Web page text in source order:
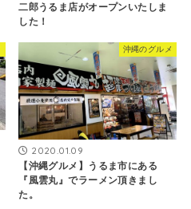
二郎うるま店がオープンいたしま
した！
沖縄のグルメ
2020.01.09
【沖縄グルメ】うるま市にある
『風雲丸』でラーメン頂きまし
た。